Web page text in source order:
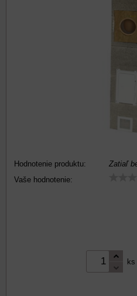
Hodnotenie produktu:
Zatiaľ
Vaše hodnotenie:
ks